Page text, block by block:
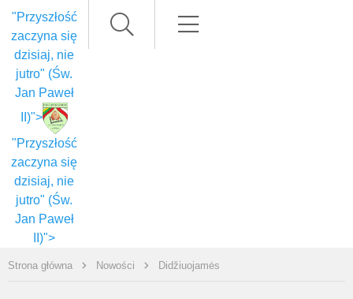
"Przyszłość
zaczyna się
dzisiaj, nie
jutro" (Św.
Jan Paweł
II)">
"Przyszłość
zaczyna się
dzisiaj, nie
jutro" (Św.
Jan Paweł
II)">
Strona główna Nowości Didžiuojamės